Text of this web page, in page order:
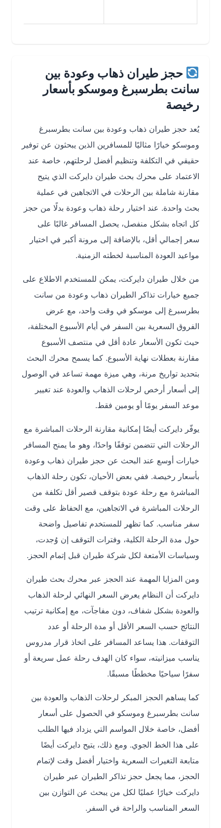
حجز طيران ذهاب وعودة بين
سانت بطرسبرغ وموسكو بأسعار
رخيصة
يُعد حجز طيران ذهاب وعودة بين سانت بطرسبرغ
وموسكو خيارًا مثاليًا للمسافرين الذين يبحثون عن توفير
حقيقي في التكلفة وتنظيم أفضل لرحلتهم، خاصة عند
الاعتماد على محرك بحث طيران دايركت الذي يتيح
مقارنة شاملة بين الرحلات في الاتجاهين في عملية
بحث واحدة. عند اختيار رحلة ذهاب وعودة بدلًا من حجز
كل اتجاه بشكل منفصل، يحصل المسافر غالبًا على
سعر إجمالي أقل، بالإضافة إلى مرونة أكبر في اختيار
مواعيد العودة المناسبة لخطته الزمنية.
من خلال طيران دايركت، يمكن للمستخدم الاطلاع على
جميع خيارات تذاكر الطيران ذهاب وعودة من سانت
بطرسبرغ إلى موسكو في وقت واحد، مع عرض
الفروق السعرية بين السفر في أيام الأسبوع المختلفة،
حيث تكون الأسعار عادة أقل في منتصف الأسبوع
مقارنة بعطلات نهاية الأسبوع. كما يسمح محرك البحث
بتحديد تواريخ مرنة، وهي ميزة مهمة تساعد في الوصول
إلى أسعار أرخص لرحلات الذهاب والعودة عند تغيير
موعد السفر يومًا أو يومين فقط.
يوفّر دايركت أيضًا إمكانية مقارنة الرحلات المباشرة مع
الرحلات التي تتضمن توقفًا واحدًا، وهو ما يمنح المسافر
خيارات أوسع عند البحث عن حجز طيران ذهاب وعودة
بأسعار رخيصة. ففي بعض الأحيان، تكون رحلة الذهاب
المباشرة مع رحلة عودة بتوقف قصير أقل تكلفة من
الرحلات المباشرة في الاتجاهين، مع الحفاظ على وقت
سفر مناسب. كما تظهر للمستخدم تفاصيل واضحة
حول مدة الرحلة الكلية، وفترات التوقف إن وُجدت،
وسياسات الأمتعة لكل شركة طيران قبل إتمام الحجز.
ومن المزايا المهمة عند الحجز عبر محرك بحث طيران
دايركت أن النظام يعرض السعر النهائي لرحلة الذهاب
والعودة بشكل شفاف، دون مفاجآت، مع إمكانية ترتيب
النتائج حسب السعر الأقل أو مدة الرحلة أو عدد
التوقفات. هذا يساعد المسافر على اتخاذ قرار مدروس
يناسب ميزانيته، سواء كان الهدف رحلة عمل سريعة أو
سفرًا سياحيًا مخططًا مسبقًا.
كما يساهم الحجز المبكر لرحلات الذهاب والعودة بين
سانت بطرسبرغ وموسكو في الحصول على أسعار
أفضل، خاصة خلال المواسم التي يزداد فيها الطلب
على هذا الخط الجوي. ومع ذلك، يتيح دايركت أيضًا
متابعة التغيرات السعرية واختيار أفضل وقت لإتمام
الحجز، مما يجعل حجز تذاكر الطيران عبر طيران
دايركت خيارًا عمليًا لكل من يبحث عن التوازن بين
السعر المناسب والراحة في السفر.